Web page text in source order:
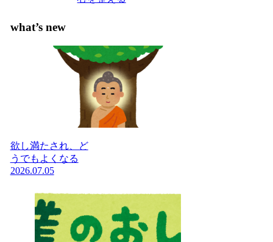
what’s new
欲し満たされ、ど
うでもよくなる
2026.07.05